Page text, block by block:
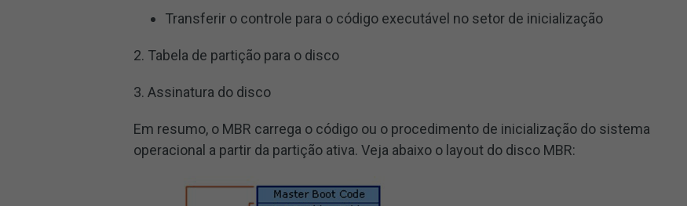
Transferir o controle para o código executável no setor de inicialização
2. Tabela de partição para o disco
3. Assinatura do disco
Em resumo, o MBR carrega o código ou o procedimento de inicialização do sistema
operacional a partir da partição ativa. Veja abaixo o layout do disco MBR: